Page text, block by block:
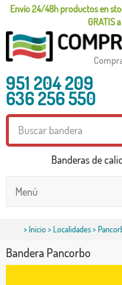
Envío 24/48h productos en
GRATIS
951 204 209
636 256 550
Banderas de
Menú
> Inicio> Localidades>
Bandera Pancorbo